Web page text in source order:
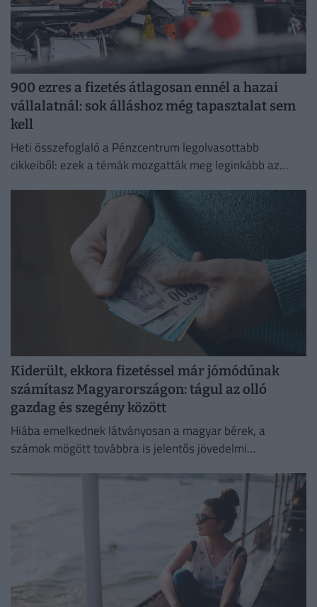
900 ezres a fizetés átlagosan ennél a hazai
vállalatnál: sok álláshoz még tapasztalat sem
kell
Heti összefoglaló a Pénzcentrum legolvasottabb
cikkeiből: ezek a témák mozgatták meg leginkább az
Kiderült, ekkora fizetéssel már jómódúnak
számítasz Magyarországon: tágul az olló
gazdag és szegény között
Hiába emelkednek látványosan a magyar bérek, a
számok mögött továbbra is jelentős jövedelmi